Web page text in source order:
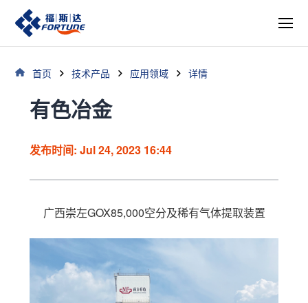
首页 技术产品 应用领域 详情
有色冶金
发布时间: Jul 24, 2023 16:44
广西崇左GOX85,000空分及稀有气体提取装置